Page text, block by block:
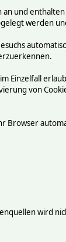
und
werden
Einzelfall
von
Browser
wird